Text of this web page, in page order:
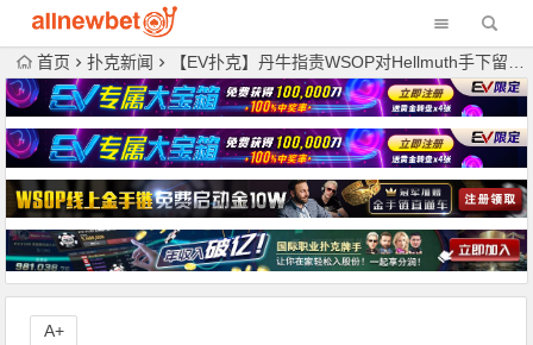
首页 扑克新闻 【EV扑克】丹牛指责WSOP对Hellmuth手下留情：“他应该受处罚”
A+